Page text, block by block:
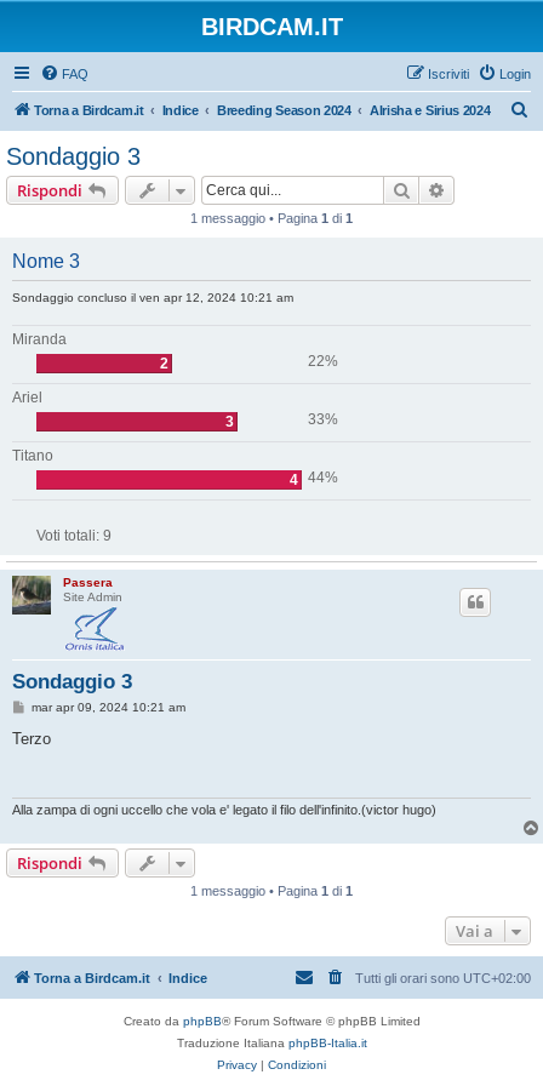
BIRDCAM.IT
FAQ Login
Iscriviti
Torna a Birdcam.it Indice Breeding Season 2024 Alrisha e Sirius 2024
Sondaggio 3
Rispondi Cerca
1 messaggio • Pagina 1 di 1
Nome 3
Sondaggio concluso il ven apr 12, 2024 10:21 am
Miranda
2
22%
Ariel
3
33%
Titano
4 44%
Voti totali: 9
Passera
Site Admin
Sondaggio 3
M
s
i
mar apr 09, 2024 10:21 am
Terzo
Alla zampa di ogni uccello che vola e' legato il filo dell'infinito.(victor hugo)
Rispondi
1 messaggio • Pagina 1 di 1
Vai a
Torna a Birdcam.it Indice Tutti gli orari sono UTC+02:00
Creato da phpBB® Forum Software © phpBB Limited
Traduzione Italiana phpBB-Italia.it
Privacy | Condizioni